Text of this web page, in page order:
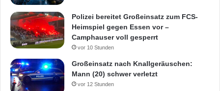
Polizei bereitet Großeinsatz zum FCS-
Heimspiel gegen Essen vor –
Camphauser voll gesperrt
vor 10 Stunden
Großeinsatz nach Knallgeräuschen:
Mann (20) schwer verletzt
vor 12 Stunden